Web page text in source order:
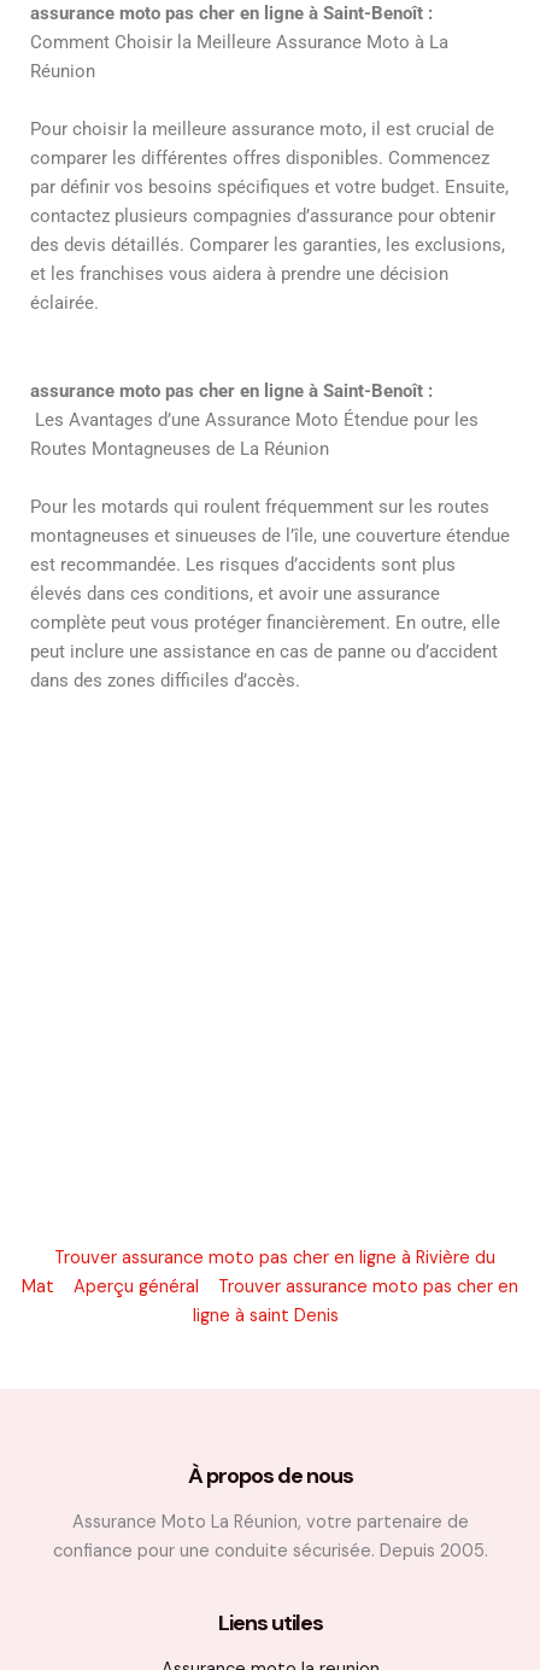
assurance moto pas cher en ligne à Saint-Benoît :
Comment Choisir la Meilleure Assurance Moto à La
Réunion
Pour choisir la meilleure assurance moto, il est crucial de
comparer les différentes offres disponibles. Commencez
par définir vos besoins spécifiques et votre budget. Ensuite,
contactez plusieurs compagnies d’assurance pour obtenir
des devis détaillés. Comparer les garanties, les exclusions,
et les franchises vous aidera à prendre une décision
éclairée.
assurance moto pas cher en ligne à Saint-Benoît :
Les Avantages d’une Assurance Moto Étendue pour les
Routes Montagneuses de La Réunion
Pour les motards qui roulent fréquemment sur les routes
montagneuses et sinueuses de l’île, une couverture étendue
est recommandée. Les risques d’accidents sont plus
élevés dans ces conditions, et avoir une assurance
complète peut vous protéger financièrement. En outre, elle
peut inclure une assistance en cas de panne ou d’accident
dans des zones difficiles d’accès.
Trouver assurance moto pas cher en ligne à Rivière du
Mat
Aperçu général
Trouver assurance moto pas cher en
ligne à saint Denis
À propos de nous
Assurance Moto La Réunion, votre partenaire de
confiance pour une conduite sécurisée. Depuis 2005.
Liens utiles